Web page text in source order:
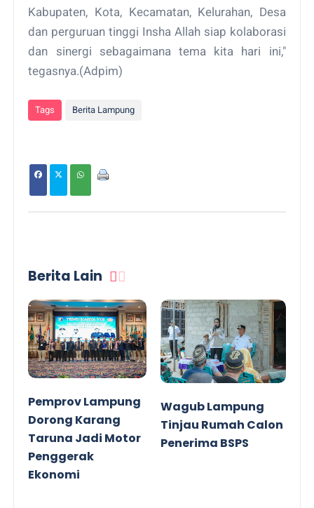
Kabupaten, Kota, Kecamatan, Kelurahan, Desa
dan perguruan tinggi Insha Allah siap kolaborasi
dan sinergi sebagaimana tema kita hari ini,"
tegasnya.(Adpim)
Tags Berita Lampung
Berita Lain
Pemprov Lampung
Dorong Karang
Taruna Jadi Motor
Penggerak
Ekonomi
Wagub Lampung
Tinjau Rumah Calon
Penerima BSPS